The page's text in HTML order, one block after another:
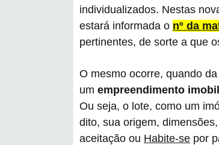
individualizados. Nestas
estará informada o nº da
pertinentes, de sorte a que
O mesmo ocorre, quando
um empreendimento
Ou seja, o lote, como um
dito, sua origem,
aceitação ou Habite-se por